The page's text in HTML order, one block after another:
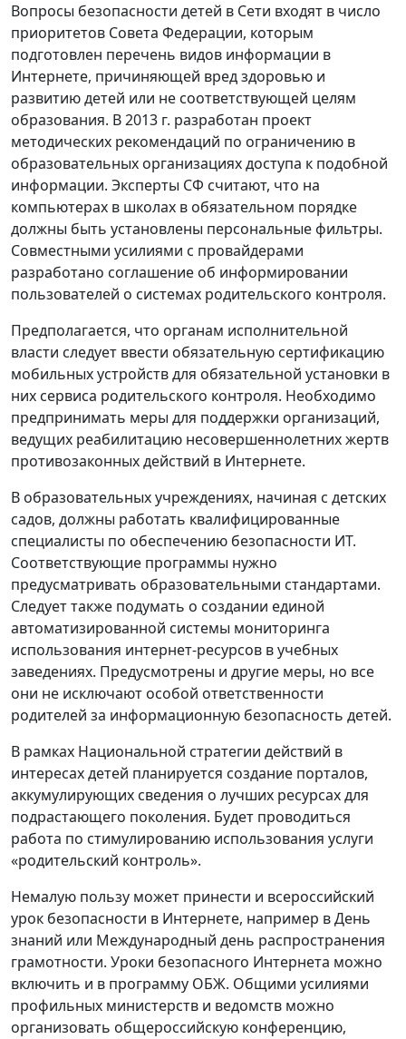
Вопросы безопасности детей в Сети входят в число
приоритетов Совета Федерации, которым
подготовлен перечень видов информации в
Интернете, причиняющей вред здоровью и
развитию детей или не соответствующей целям
образования. В 2013 г. разработан проект
методических рекомендаций по ограничению в
образовательных организациях доступа к подобной
информации. Эксперты СФ считают, что на
компьютерах в школах в обязательном порядке
должны быть установлены персональные фильтры.
Совместными усилиями с провайдерами
разработано соглашение об информировании
пользователей о системах родительского контроля.
Предполагается, что органам исполнительной
власти следует ввести обязательную сертификацию
мобильных устройств для обязательной установки в
них сервиса родительского контроля. Необходимо
предпринимать меры для поддержки организаций,
ведущих реабилитацию несовершеннолетних жертв
противозаконных действий в Интернете.
В образовательных учреждениях, начиная с детских
садов, должны работать квалифицированные
специалисты по обеспечению безопасности ИТ.
Соответствующие программы нужно
предусматривать образовательными стандартами.
Следует также подумать о создании единой
автоматизированной системы мониторинга
использования интернет-ресурсов в учебных
заведениях. Предусмотрены и другие меры, но все
они не исключают особой ответственности
родителей за информационную безопасность детей.
В рамках Национальной стратегии действий в
интересах детей планируется создание порталов,
аккумулирующих сведения о лучших ресурсах для
подрастающего поколения. Будет проводиться
работа по стимулированию использования услуги
«родительский контроль».
Немалую пользу может принести и всероссийский
урок безопасности в Интернете, например в День
знаний или Международный день распространения
грамотности. Уроки безопасного Интернета можно
включить и в программу ОБЖ. Общими усилиями
профильных министерств и ведомств можно
организовать общероссийскую конференцию,